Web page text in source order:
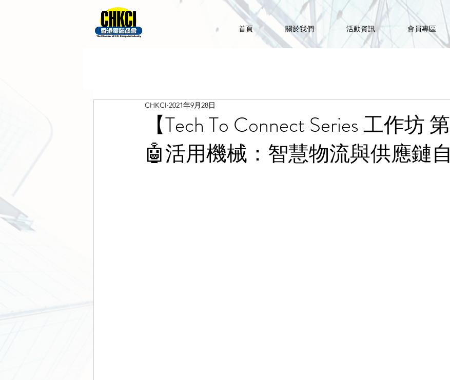
首頁 關於我們 活動資訊 會員專區
【Tech To Connect Series 工作坊
🤖活用機械：智慧物流與供應鏈
CHKCI 2021年9月28日